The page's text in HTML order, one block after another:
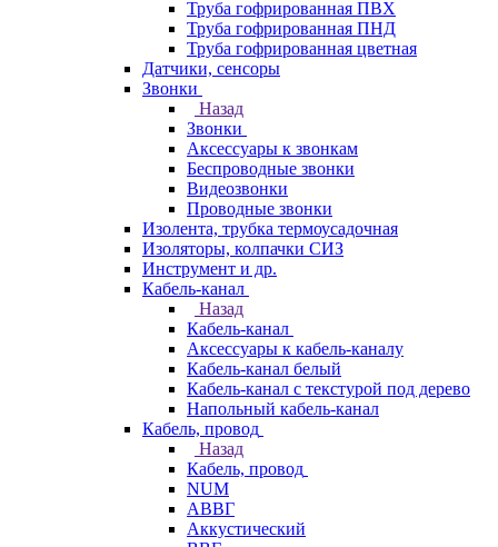
Труба гофрированная ПВХ
Труба гофрированная ПНД
Труба гофрированная цветная
Датчики, сенсоры
Звонки
Назад
Звонки
Аксессуары к звонкам
Беспроводные звонки
Видеозвонки
Проводные звонки
Изолента, трубка термоусадочная
Изоляторы, колпачки СИЗ
Инструмент и др.
Кабель-канал
Назад
Кабель-канал
Аксессуары к кабель-каналу
Кабель-канал белый
Кабель-канал с текстурой под дерево
Напольный кабель-канал
Кабель, провод
Назад
Кабель, провод
NUM
АВВГ
Аккустический